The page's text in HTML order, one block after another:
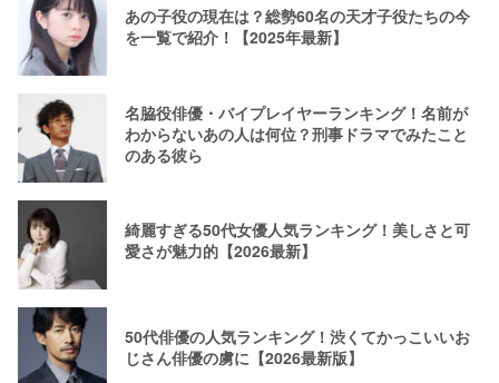
あの子役の現在は？総勢60名の天才子役たちの今
を一覧で紹介！【2025年最新】
名脇役俳優・バイプレイヤーランキング！名前が
わからないあの人は何位？刑事ドラマでみたこと
のある彼ら
綺麗すぎる50代女優人気ランキング！美しさと可
愛さが魅力的【2026最新】
50代俳優の人気ランキング！渋くてかっこいいお
じさん俳優の虜に【2026最新版】